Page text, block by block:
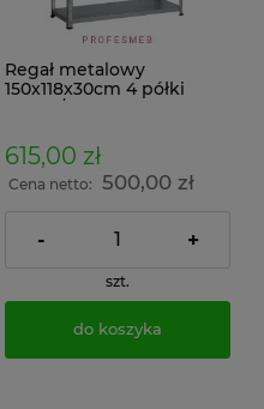
Regał metalowy
150x118x30cm 4 półki
dokumenty w archiwum i
do magazynu
615,00 zł
Cena netto: 500,00 zł
- +
szt.
do koszyka